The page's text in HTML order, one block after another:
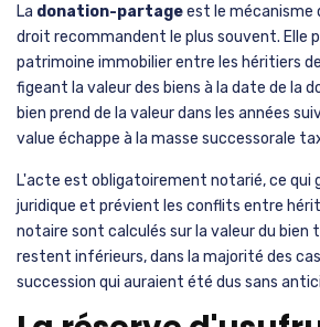
La donation-partageest le mécanisme
droit recommandent le plus souvent. Elle
patrimoine immobilier entre les héritiers
figeant la valeur des biens à la date de la
bien prend de la valeur dans les années
value échappe à la masse successorale
L'acte est obligatoirement notarié, ce qui
juridique et prévient les conflits entre
notaire sont calculés sur la valeur du bien
restent inférieurs, dans la majorité des
succession qui auraient été dus sans